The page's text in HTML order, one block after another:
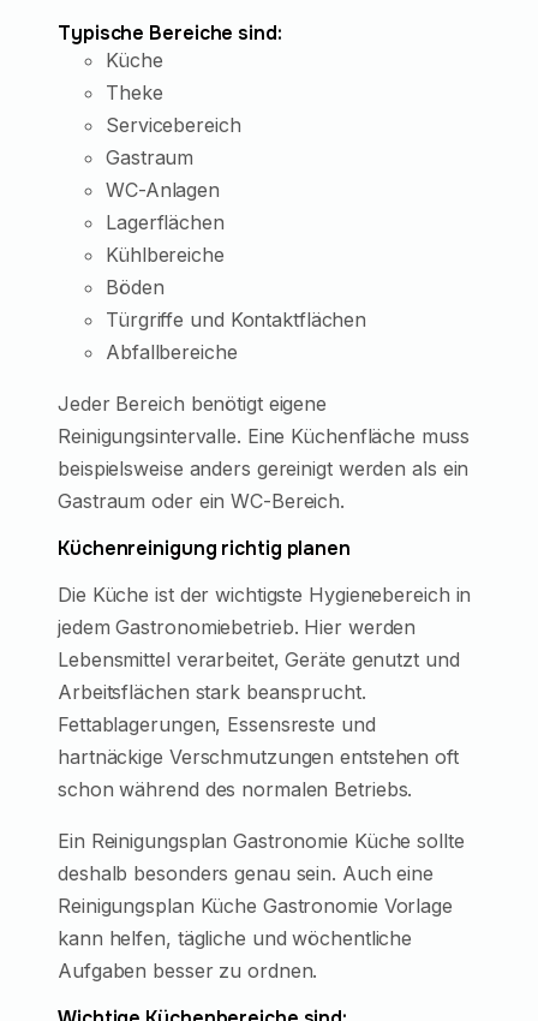
Typische Bereiche sind:
Küche
Theke
Servicebereich
Gastraum
WC-Anlagen
Lagerflächen
Kühlbereiche
Böden
Türgriffe und Kontaktflächen
Abfallbereiche
Jeder Bereich benötigt eigene
Reinigungsintervalle. Eine Küchenfläche muss
beispielsweise anders gereinigt werden als ein
Gastraum oder ein WC-Bereich.
Küchenreinigung richtig planen
Die Küche ist der wichtigste Hygienebereich in
jedem Gastronomiebetrieb. Hier werden
Lebensmittel verarbeitet, Geräte genutzt und
Arbeitsflächen stark beansprucht.
Fettablagerungen, Essensreste und
hartnäckige Verschmutzungen entstehen oft
schon während des normalen Betriebs.
Ein Reinigungsplan Gastronomie Küche sollte
deshalb besonders genau sein. Auch eine
Reinigungsplan Küche Gastronomie Vorlage
kann helfen, tägliche und wöchentliche
Aufgaben besser zu ordnen.